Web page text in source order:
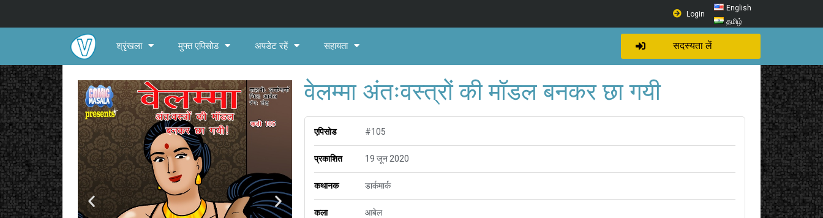
Login
English
தமிழ்
श्रृंखला मुफ्त एपिसोड अपडेट रहें सहायता सदस्यता लें
वेलम्मा अंतःवस्त्रों की मॉडल बनकर छा गयी
एपिसोड #105
प्रकाशित 19 जून 2020
कथानक डार्कमार्क
कला आबेल